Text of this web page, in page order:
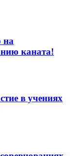
на
каната!
в учениях